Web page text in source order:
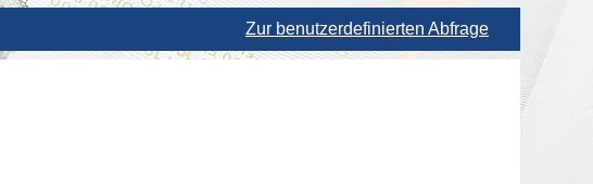
Zur benutzerdefinierten Abfrage